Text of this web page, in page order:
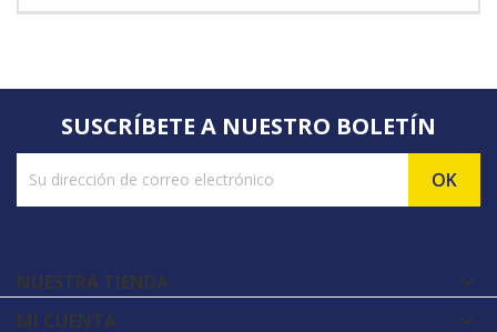
SUSCRÍBETE A NUESTRO BOLETÍN
NUESTRA TIENDA 
MI CUENTA 